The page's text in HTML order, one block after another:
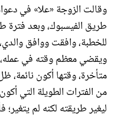
وقالت الزوجة «علا» في
طريق الفيسبوك، وبعد فترة
للخطبة، وافقت ووافق
ويقضي معظم وقته في
متأخرة، وقتها أكون نائمة،
من الفترات الطويلة التي
ليغير طريقته لكنه لم يتغير؛